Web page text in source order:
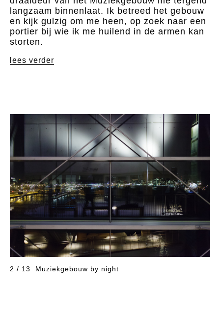
langzaam binnenlaat. Ik betreed het gebouw
en kijk gulzig om me heen, op zoek naar een
portier bij wie ik me huilend in de armen kan
storten.
lees verder
2 / 13 Muziekgebouw by night